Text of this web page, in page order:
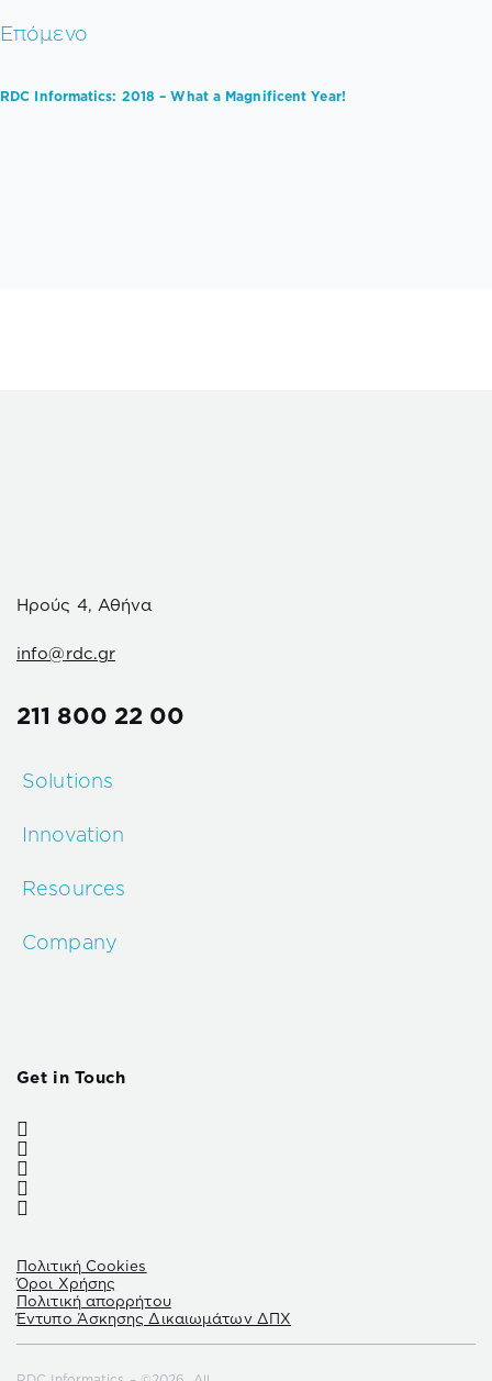
Επόμενο
RDC Informatics: 2018 – What a Magnificent Year!
Ηρούς 4, Αθήνα
info@rdc.gr
211 800 22 00
Solutions
Innovation
Resources
Company
Get in Touch
Πολιτική Cookies
Όροι Χρήσης
Πολιτική απορρήτου
Έντυπο Άσκησης Δικαιωμάτων ΔΠΧ